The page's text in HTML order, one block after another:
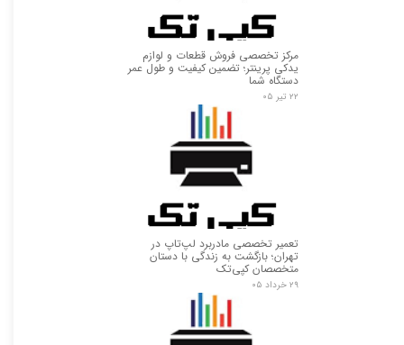
مرکز تخصصی فروش قطعات و لوازم
یدکی پرینتر؛ تضمین کیفیت و طول عمر
دستگاه شما
۲۲ تیر ۰۵
تعمیر تخصصی مادربرد لپ‌تاپ در
تهران؛ بازگشت به زندگی با دستان
متخصصان کپی‌تک
۲۹ خرداد ۰۵